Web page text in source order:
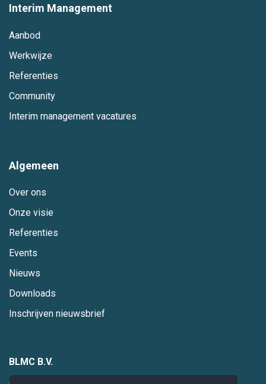
Interim Management
Aanbod
Werkwijze
Referenties
Community
Interim management vacatures
Algemeen
Over ons
Onze visie
Referenties
Events
Nieuws
Downloads
Inschrijven nieuwsbrief
BLMC B.V.